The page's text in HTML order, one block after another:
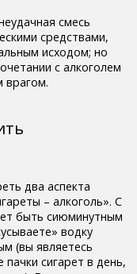
смесь
средствами,
исходом; но
с алкоголем
врагом.
два аспекта
– алкоголь». С
быть сиюминутным
водку
(вы являетесь
сигарет в день,